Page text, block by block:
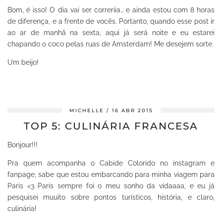
Bom, é isso! O dia vai ser correriia… e ainda estou com 8 horas
de diferença, e a frente de vocês. Portanto, quando esse post ir
ao ar de manhã na sexta, aqui já será noite e eu estarei
chapando o coco pelas ruas de Amsterdam! Me desejem sorte.
Um beijo!
MICHELLE 16 ABR 2015
TOP 5: CULINÁRIA FRANCESA
Bonjour!!!
Pra quem acompanha o Cabide Colorido no instagram e
fanpage, sabe que estou embarcando para minha viagem para
Paris <3 Paris sempre foi o meu sonho da vidaaaa, e eu já
pesquisei muuito sobre pontos turísticos, história, e claro,
culinária!